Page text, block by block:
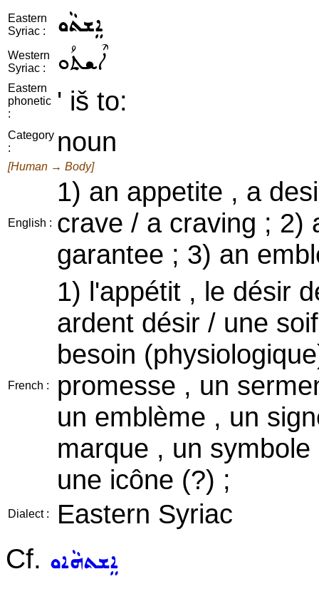
Eastern
Syriac :
ܐܸܫܬܵܘ
Western
Syriac :
ܐܶܫܬܳܘ
Eastern
phonetic
:
' iš to:
Category
:
noun
[Human → Body]
English :
1) an appetite , a
crave / a craving ; 2)
garantee ; 3) an
French :
1) l'appétit , le désir
ardent désir / une
besoin
promesse , un
un emblème , un
marque , un
une icône (?) ;
Dialect :
Eastern Syriac
Cf. ܐܸܫܬܗܵܐܘ